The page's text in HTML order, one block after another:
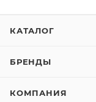
КАТАЛОГ
БРЕНДЫ
КОМПАНИЯ